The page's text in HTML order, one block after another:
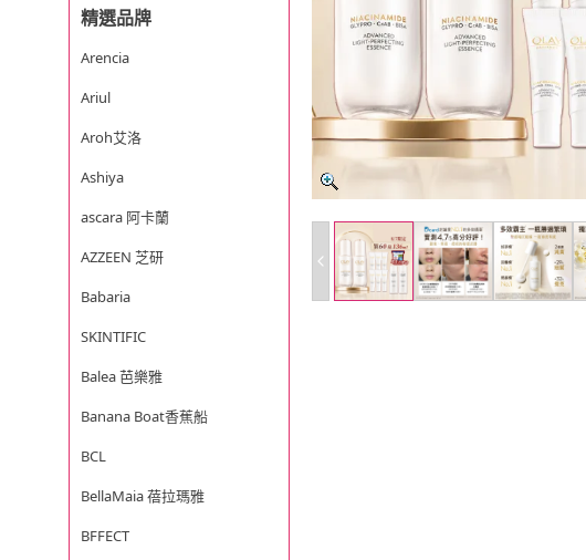
精選品牌
Arencia
Ariul
Aroh艾洛
Ashiya
ascara 阿卡蘭
AZZEEN 芝研
Babaria
SKINTIFIC
Balea 芭樂雅
Banana Boat香蕉船
BCL
BellaMaia 蓓拉瑪雅
BFFECT